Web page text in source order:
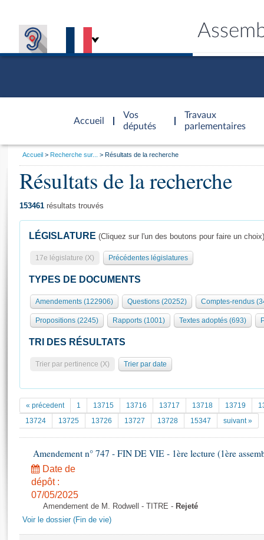
Accueil
d'accueil
Vos
députés
Travaux
parlementaires
Présidence
577 députés
Groupes politiques
Séance publique
Commissions et autres organes
Europe et International
Pétitions
Documents parlementaires
Projets de loi
Propositions de loi
Amendements
Textes adoptés
Rapports d'information
Général
Rôle et pouvoirs de l'Assemblée
Organisation de l'Assemblée
Présidence Conférence des Présidents Bureau Collège des
Statistiques et chiffres clés
Documents de référence
( Constitution | Règlement de l'Assemblée ... )
Histoire
Juniors
Anciennes législatures
Liens vers les sites publics
Visiter l'Assemblée
Visite virtuelle du palais Bourbon
Assister à une séance
La Bibliothèque
Les archives
Photos libres de droit
Vous
Accueil Recherche sur... Résultats de la recherche
Résultats de la recherche
153461 résultats trouvés
LÉGISLATURE (Cliquez sur l'un des boutons pour faire un choix)
17e législature (X) Précédentes législatures
TYPES DE DOCUMENTS
Amendements (122906) Questions (20252) Comptes-rendus
Propositions (2245) Rapports (1001) Textes adoptés (693)
TRI DES RÉSULTATS
Trier par pertinence (X) Trier par date
« précedent 1 13715 13716 13717 13718 13719
13724
13725 13726 13727 13728 15347 suivant »
Amendement n° 747 - FIN DE VIE - 1ère lecture (1ère
Date de
dépôt :
07/05/2025
Amendement de M. Rodwell - TITRE - Rejeté
Voir le dossier (Fin de vie)